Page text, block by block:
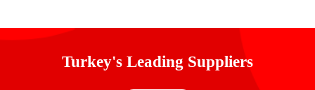
Turkey's Leading Suppliers